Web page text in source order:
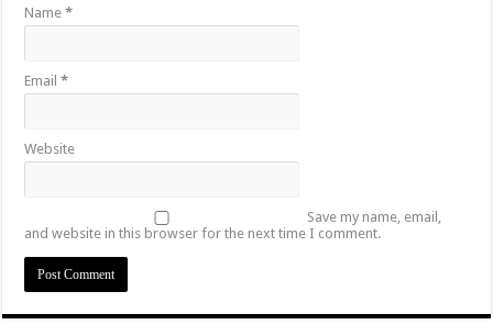
Name*
Email*
Website
Save my name, email,
and website in this browser for the next time I comment.